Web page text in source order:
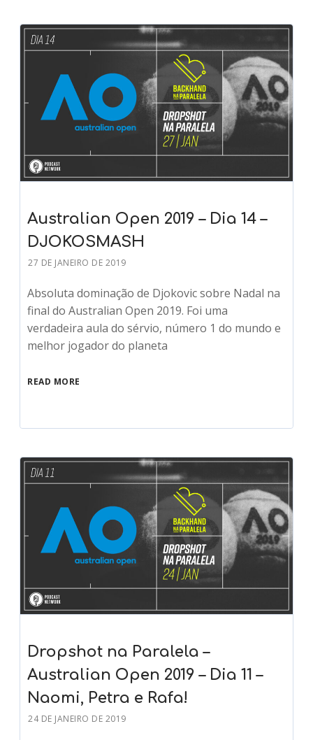
Australian Open 2019 – Dia 14 –
DJOKOSMASH
27 DE JANEIRO DE 2019
Absoluta dominação de Djokovic sobre Nadal na
final do Australian Open 2019. Foi uma
verdadeira aula do sérvio, número 1 do mundo e
melhor jogador do planeta
READ MORE
Dropshot na Paralela –
Australian Open 2019 – Dia 11 –
Naomi, Petra e Rafa!
24 DE JANEIRO DE 2019